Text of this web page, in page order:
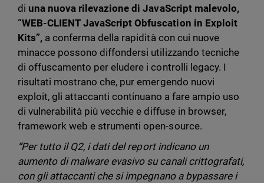
di una nuova rilevazione di JavaScript malevolo,
“WEB-CLIENT JavaScript Obfuscation in Exploit
Kits”, a conferma della rapidità con cui nuove
minacce possono diffondersi utilizzando tecniche
di offuscamento per eludere i controlli legacy. I
risultati mostrano che, pur emergendo nuovi
exploit, gli attaccanti continuano a fare ampio uso
di vulnerabilità più vecchie e diffuse in browser,
framework web e strumenti open-source.
“Per tutto il Q2, i dati del report indicano un
aumento di malware evasivo su canali crittografati,
con gli attaccanti che si impegnano a bypassare i